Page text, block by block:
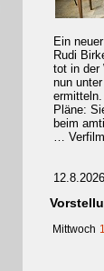
Ein
Rudi
tot in der
nun
Pläne:
beim
…
Mittwoch